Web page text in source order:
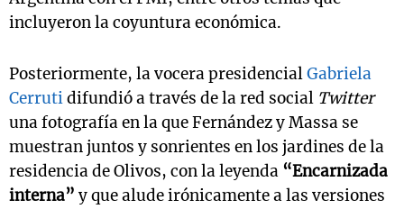
incluyeron la coyuntura económica.
Posteriormente, la vocera presidencialGabriela
Cerrutidifundió a través de la red social Twitter
una fotografía en la que Fernández y Massa se
muestran juntos y sonrientes en los jardines de la
residencia de Olivos, con la leyenda “Encarnizada
interna” y que alude irónicamente a las versiones